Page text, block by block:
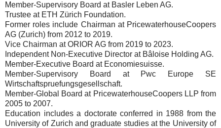
Member-Supervisory Board at Basler Leben AG.
Trustee at ETH Zürich Foundation.
Former roles include Chairman at PricewaterhouseCoopers
AG (Zurich) from 2012 to 2019.
Vice Chairman at ORIOR AG from 2019 to 2023.
Independent Non-Executive Director at Bâloise Holding AG.
Member-Executive Board at Economiesuisse.
Member-Supervisory Board at Pwc Europe SE
Wirtschaftspruefungsgesellschaft.
Member-Global Board at PricewaterhouseCoopers LLP from
2005 to 2007.
Education includes a doctorate conferred in 1988 from the
University of Zurich and graduate studies at the University of